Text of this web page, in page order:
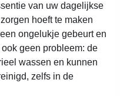
van uw dagelijkse
hoeft te maken
ongelukje gebeurt en
geen probleem: de
wassen en kunnen
zelfs in de